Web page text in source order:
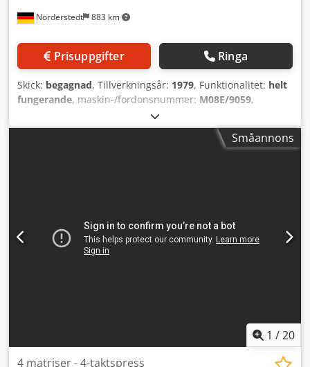
Norderstedt 883 km
Prisuppgifter Ringa
Skick: begagnad, Tillverkningsår: 1979, Funktionalitet: helt
fungerande, maskin-/fordonsnummer: M08E/9059,
Erbjudandenummer: M08E/9059 Maskintyp: 5-matris - 5-
slags press Info: slutet kniv Dksdpfx Adexlr I Ieior Fabrikat:
KIESERLING Typ: K55 Tillverkningsår: 1979/2002Småannons
1 /20
4 matriser - 4-taktspress